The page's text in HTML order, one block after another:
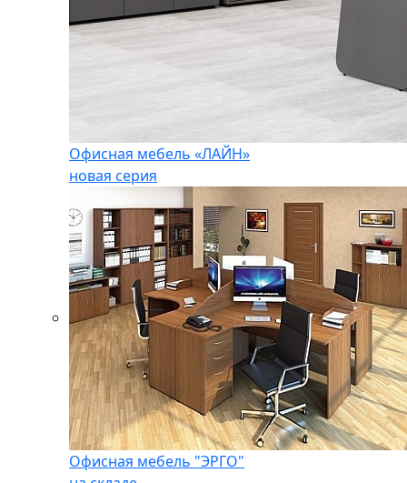
Офисная мебель «ЛАЙН»
новая серия
Офисная мебель "ЭРГО"